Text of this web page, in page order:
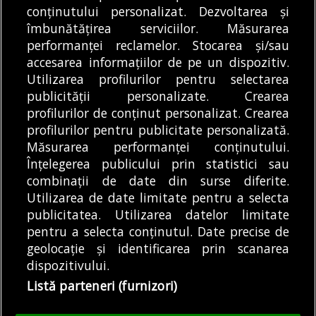
Articole Main Primărie
Primăria Sectorului 3 se mută în Hala
Laminor. În aceeași clădire se vor muta și
instituțiile subordonate importante
MODIFICĂ SETĂRILE COOKIES
© Copyright 2025 - Buletin de București.
Găzduit dePresslabs.com. Powered by TRS Design.
Despre
Noi
Media
Kit
Politică De
Confidențialitate
Cookie
Policy (EU)
Cookie
Policy
Tweet
Facebook
Share this selection
Tweet
conținutului personalizat. Dezvoltarea și
îmbunătățirea serviciilor. Măsurarea
performanței reclamelor. Stocarea și/sau
accesarea informațiilor de pe un dispozitiv.
Utilizarea profilurilor pentru selectarea
publicității personalizate. Crearea
profilurilor de conținut personalizat. Crearea
profilurilor pentru publicitate personalizată.
Măsurarea performanței conținutului.
Înțelegerea publicului prin statistici sau
combinații de date din surse diferite.
Utilizarea de date limitate pentru a selecta
publicitatea. Utilizarea datelor limitate
pentru a selecta conținutul. Date precise de
geolocație și identificarea prin scanarea
dispozitivului.
Listă parteneri (furnizori)